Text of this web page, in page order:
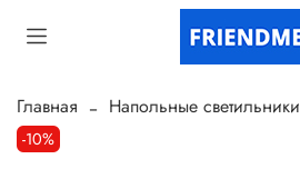
Главная Напольные светильники
-10%